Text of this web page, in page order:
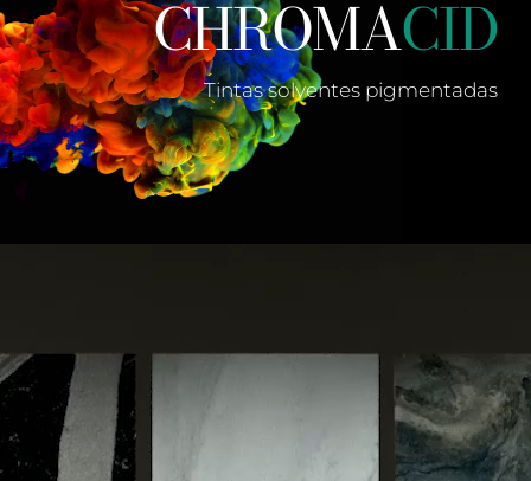
CHROMACID
Tintas solventes pigmentadas